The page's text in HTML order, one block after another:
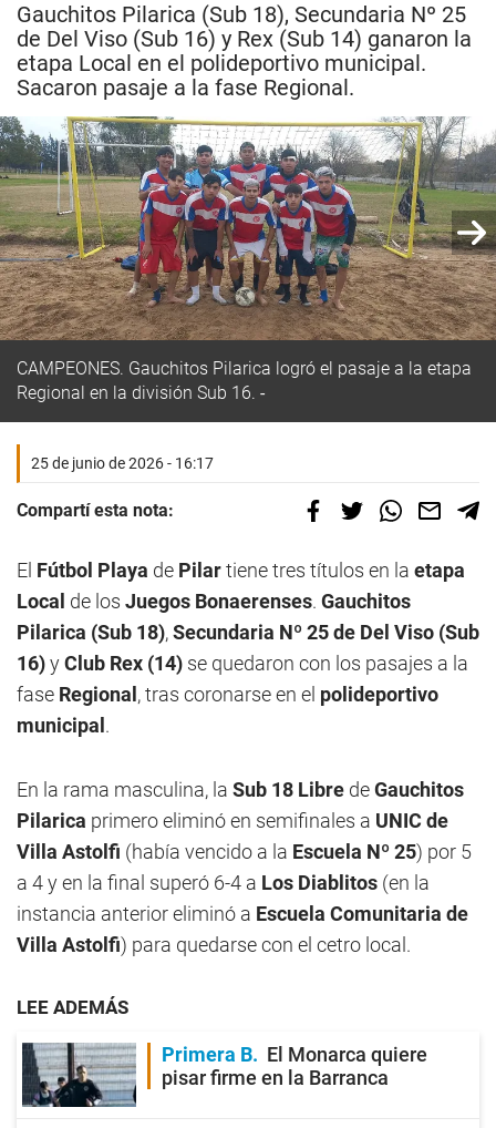
Gauchitos Pilarica (Sub 18), Secundaria Nº 25
de Del Viso (Sub 16) y Rex (Sub 14) ganaron la
etapa Local en el polideportivo municipal.
Sacaron pasaje a la fase Regional.
CAMPEONES. Gauchitos Pilarica logró el pasaje a la etapa
Regional en la división Sub 16.
25 de junio de 2026 - 16:17
Compartí esta nota:
El Fútbol Playa de Pilartiene tres títulos en la etapa
Local de los Juegos Bonaerenses. Gauchitos
Pilarica (Sub 18),Secundaria Nº 25 de Del Viso (Sub
16)yClub Rex (14) se quedaron con los pasajes a la
fase Regional , tras coronarse en el polideportivo
municipal .
En la rama masculina, la Sub 18 Libre deGauchitos
Pilarica primero eliminó en semifinales a UNIC de
Villa Astolfi (había vencido a la Escuela Nº 25) por 5
a 4 y en la final superó 6-4 a Los Diablitos (en la
instancia anterior eliminó a Escuela Comunitaria de
Villa Astolfi) para quedarse con el cetro local.
LEE ADEMÁS
Primera B
El Monarca quiere
pisar firme en la Barranca